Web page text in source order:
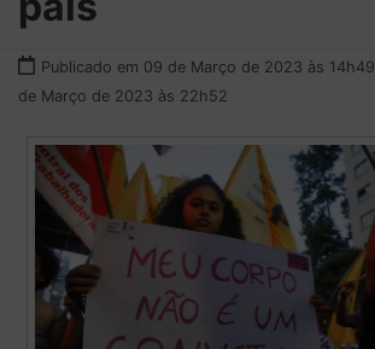
Publicado em 09 de Março de 2023 às 14h49.
de Março de 2023 às 22h52